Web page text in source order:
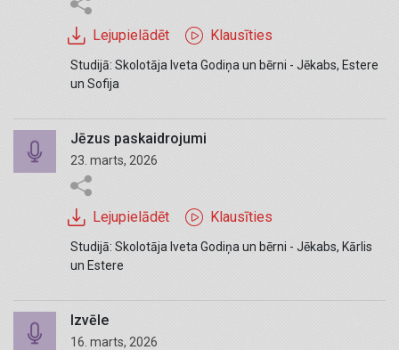
Lejupielādēt Klausīties
Studijā: Skolotāja Iveta Godiņa un bērni - Jēkabs, Estere
un Sofija
Jēzus paskaidrojumi
23. marts, 2026
Lejupielādēt Klausīties
Studijā: Skolotāja Iveta Godiņa un bērni - Jēkabs, Kārlis
un Estere
Izvēle
16. marts, 2026